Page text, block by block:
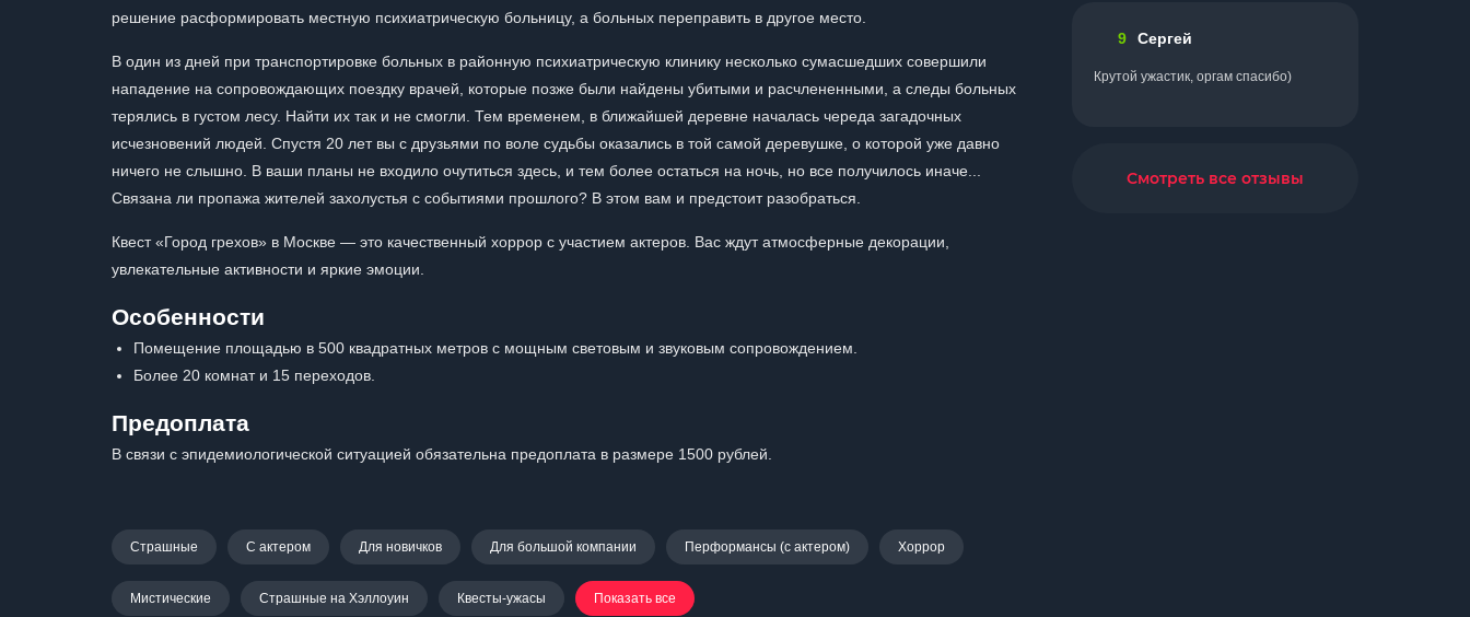
решение расформировать местную психиатрическую больницу, а больных переправить в другое место.
В один из дней при транспортировке больных в районную психиатрическую клинику несколько сумасшедших совершили
нападение на сопровождающих поездку врачей, которые позже были найдены убитыми и расчлененными, а следы больных
терялись в густом лесу. Найти их так и не смогли. Тем временем, в ближайшей деревне началась череда загадочных
исчезновений людей. Спустя 20 лет вы с друзьями по воле судьбы оказались в той самой деревушке, о которой уже давно
ничего не слышно. В ваши планы не входило очутиться здесь, и тем более остаться на ночь, но все получилось иначе...
Связана ли пропажа жителей захолустья с событиями прошлого? В этом вам и предстоит разобраться.
Квест «Город грехов» в Москве — это качественный хоррор с участием актеров. Вас ждут атмосферные декорации,
увлекательные активности и яркие эмоции.
Особенности
Помещение площадью в 500 квадратных метров с мощным световым и звуковым сопровождением.
Более 20 комнат и 15 переходов.
Предоплата
В связи с эпидемиологической ситуацией обязательна предоплата в размере 1500 рублей.
Страшные С актером Для новичков Для большой компании Перформансы (с актером) Хоррор
Мистические Страшные на Хэллоуин Квесты-ужасы Показать все
9 Сергей
Крутой ужастик, оргам спасибо)
Смотреть все отзывы